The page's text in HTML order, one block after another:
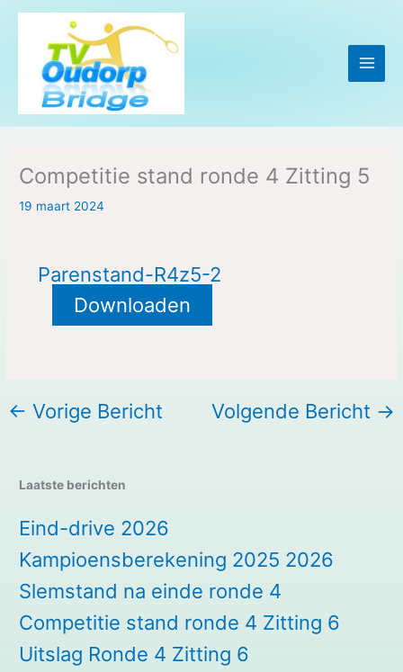
Ga
inhoud
Competitie stand ronde 4 Zitting 5
19 maart 2024
Parenstand-R4z5-2
Downloaden
← Vorige Bericht Volgende Bericht →
Laatste berichten
Eind-drive 2026
Kampioensberekening 2025 2026
Slemstand na einde ronde 4
Competitie stand ronde 4 Zitting 6
Uitslag Ronde 4 Zitting 6